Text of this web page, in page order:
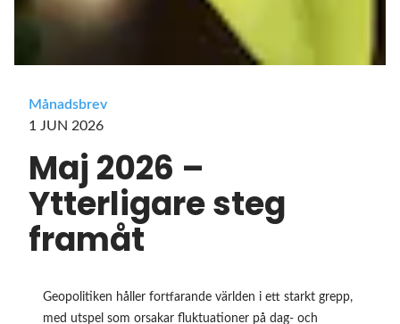
Månadsbrev
1 JUN 2026
Maj 2026 –
Ytterligare steg
framåt
Geopolitiken håller fortfarande världen i ett starkt grepp,
med utspel som orsakar fluktuationer på dag- och